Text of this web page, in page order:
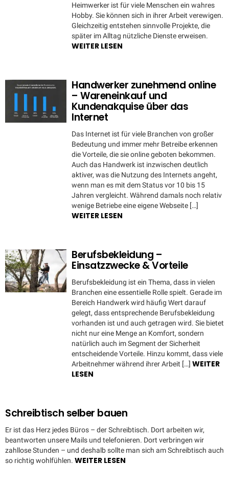
Heimwerker ist für viele Menschen ein wahres
Hobby. Sie können sich in ihrer Arbeit verewigen.
Gleichzeitig entstehen sinnvolle Projekte, die
später im Alltag nützliche Dienste erweisen.
WEITER LESEN
Handwerker zunehmend online
– Wareneinkauf und
Kundenakquise über das
Internet
Das Internet ist für viele Branchen von großer
Bedeutung und immer mehr Betreibe erkennen
die Vorteile, die sie online geboten bekommen.
Auch das Handwerk ist inzwischen deutlich
aktiver, was die Nutzung des Internets angeht,
wenn man es mit dem Status vor 10 bis 15
Jahren vergleicht. Während damals noch relativ
wenige Betriebe eine eigene Webseite […]
WEITER LESEN
Berufsbekleidung –
Einsatzzwecke & Vorteile
Berufsbekleidung ist ein Thema, dass in vielen
Branchen eine essentielle Rolle spielt. Gerade im
Bereich Handwerk wird häufig Wert darauf
gelegt, dass entsprechende Berufsbekleidung
vorhanden ist und auch getragen wird. Sie bietet
nicht nur eine Menge an Komfort, sondern
natürlich auch im Segment der Sicherheit
entscheidende Vorteile. Hinzu kommt, dass viele
Arbeitnehmer während ihrer Arbeit […] WEITER
LESEN
Schreibtisch selber bauen
Er ist das Herz jedes Büros – der Schreibtisch. Dort arbeiten wir,
beantworten unsere Mails und telefonieren. Dort verbringen wir
zahllose Stunden – und deshalb sollte man sich am Schreibtisch auch
so richtig wohlfühlen. WEITER LESEN